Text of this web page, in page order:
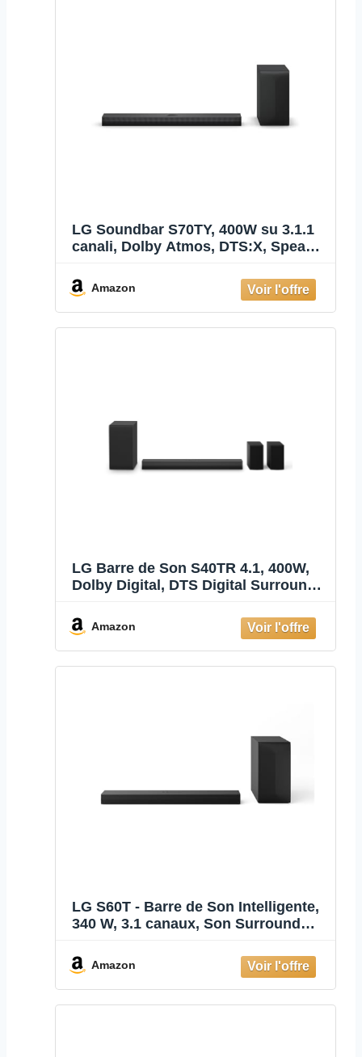
LG Soundbar S70TY, 400W su 3.1.1
canali, Dolby Atmos, DTS:X, Speaker
Amazon
LG Barre de Son S40TR 4.1, 400W,
Dolby Digital, DTS Digital Surround,
Amazon
LG S60T - Barre de Son Intelligente,
340 W, 3.1 canaux, Son Surround
connectivité, HDMI, Bluetooth, USB,
entrée Optique, Noir
Amazon